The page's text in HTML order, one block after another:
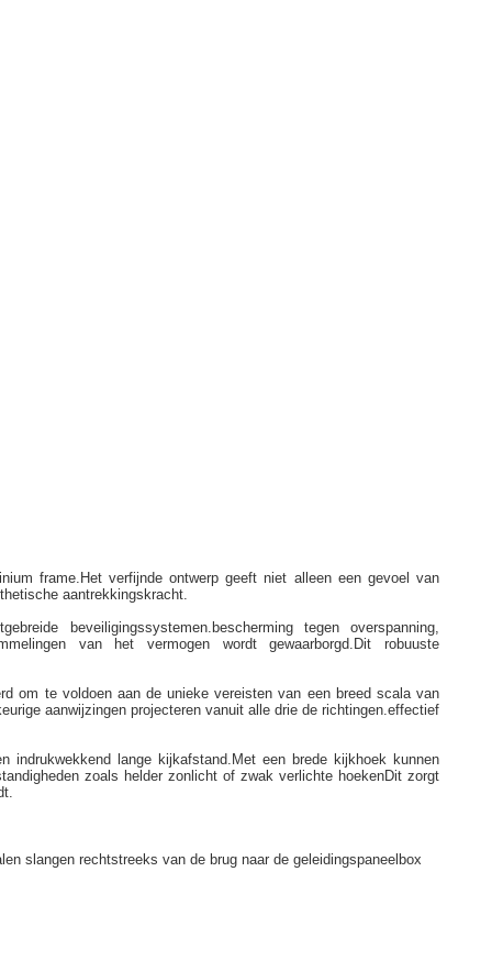
frame.Het verfijnde ontwerp geeft niet alleen een gevoel van
aantrekkingskracht.
beveiligingssystemen.bescherming tegen overspanning,
van het vermogen wordt gewaarborgd.Dit robuuste
om te voldoen aan de unieke vereisten van een breed scala van
aanwijzingen projecteren vanuit alle drie de richtingen.effectief
indrukwekkend lange kijkafstand.Met een brede kijkhoek kunnen
zoals helder zonlicht of zwak verlichte hoekenDit zorgt
slangen rechtstreeks van de brug naar de geleidingspaneelbox